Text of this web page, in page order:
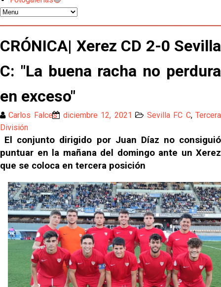
Los contratiempos para García Plaza por la mala
gestión de un inválido Consejo
El Sevilla C se queda en Tercera Federación
Atlético y Getafe agitan el mercado de LaLiga
Luis García Plaza: No sufrir ya es un paso adelante
El Sevilla FC plantea ampliar hasta cinco fichajes
más antes del cierre
Djibril Sow pone rumbo a Italia para firmar su nuevo
contrato con el Genoa
Kochorashvili, seria opción para reforzar el centro
del campo sevillista
Sow muy cerca de cerrar su traspaso al Genoa
Oso es el siguiente en la lista para salir
CRÓNICA| Xerez CD 2-0 Sevilla
C: "La buena racha no perdura
en exceso"
Carlos Falces diciembre 12, 2021 Sevilla FC C,Tercera
División
El conjunto dirigido por Juan Díaz no consiguió
puntuar en la mañana del domingo ante un Xerez
que se coloca en tercera posición